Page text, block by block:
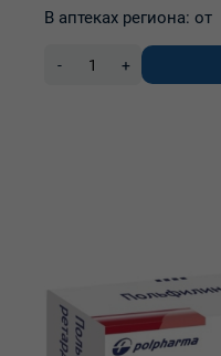
В аптеках региона: от
- +